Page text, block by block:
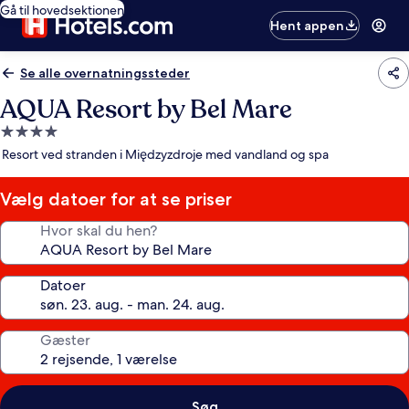
Gå til hovedsektionen
Hent appen
Se alle overnatningssteder
AQUA Resort by Bel Mare
4.0-
stjernet
Resort ved stranden i Międzyzdroje med vandland og spa
Vælg datoer for at se priser
Hvor skal du hen?
Datoer
Gæster